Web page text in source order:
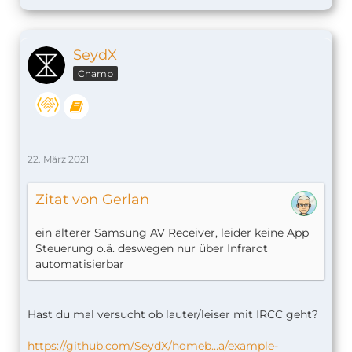
SeydX
Champ
22. März 2021
Zitat von Gerlan
ein älterer Samsung AV Receiver, leider keine App
Steuerung o.ä. deswegen nur über Infrarot
automatisierbar
Hast du mal versucht ob lauter/leiser mit IRCC geht?
https://github.com/SeydX/homeb…a/example-